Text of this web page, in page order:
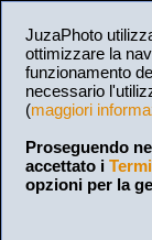
JuzaPhoto
ottimizzare la
funzionamento
necessario
(maggiori
Proseguendo
accettato i
opzioni per la